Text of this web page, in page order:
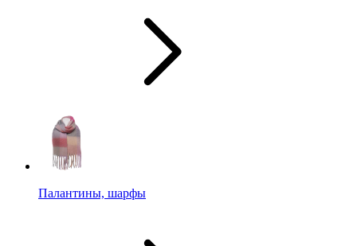
Палантины, шарфы